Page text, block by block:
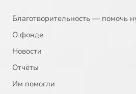
Благотворительность — помочь
О фонде
Новости
Отчёты
Им помогли